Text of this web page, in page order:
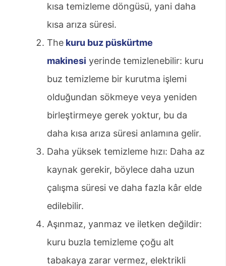
kısa temizleme döngüsü, yani daha
kısa arıza süresi.
The kuru buz püskürtme
makinesi yerinde temizlenebilir: kuru
buz temizleme bir kurutma işlemi
olduğundan sökmeye veya yeniden
birleştirmeye gerek yoktur, bu da
daha kısa arıza süresi anlamına gelir.
Daha yüksek temizleme hızı: Daha az
kaynak gerekir, böylece daha uzun
çalışma süresi ve daha fazla kâr elde
edilebilir.
Aşınmaz, yanmaz ve iletken değildir:
kuru buzla temizleme çoğu alt
tabakaya zarar vermez, elektrikli